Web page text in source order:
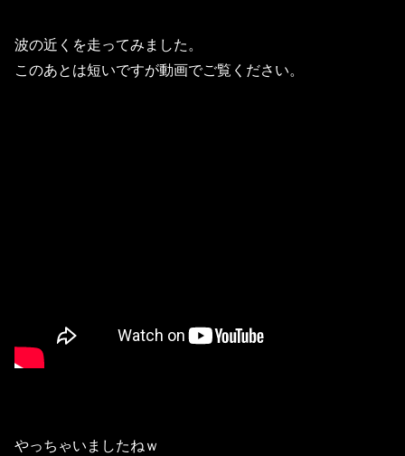
波の近くを走ってみました。
このあとは短いですが動画でご覧ください。
やっちゃいましたねｗ